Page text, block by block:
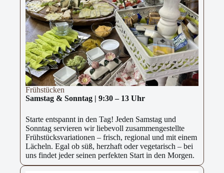
Frühstücken
Samstag & Sonntag | 9:30 – 13 Uhr
Starte entspannt in den Tag! Jeden Samstag und
Sonntag servieren wir liebevoll zusammengestellte
Frühstücksvariationen – frisch, regional und mit einem
Lächeln. Egal ob süß, herzhaft oder vegetarisch – bei
uns findet jeder seinen perfekten Start in den Morgen.